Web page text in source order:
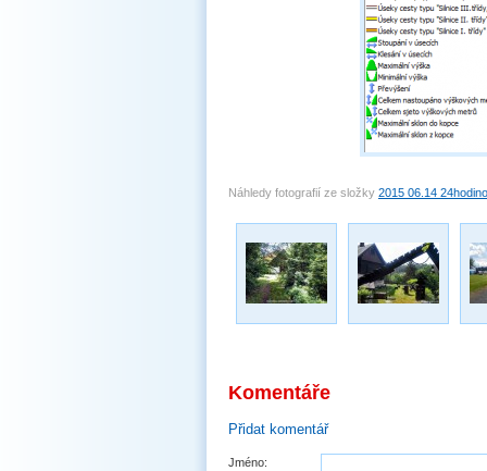
Náhledy fotografií ze složky 2015 06.14
Komentáře
Přidat komentář
Jméno: